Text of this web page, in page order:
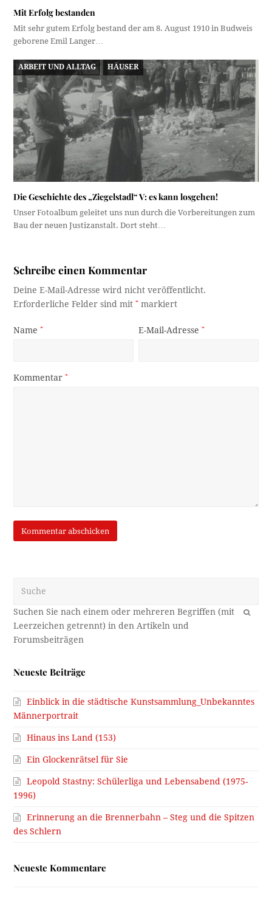
Mit Erfolg bestanden
Mit sehr gutem Erfolg bestand der am 8. August 1910 in Budweis
geborene Emil Langer…
ARBEIT UND ALLTAG HÄUSER
Die Geschichte des „Ziegelstadl“ V: es kann losgehen!
Unser Fotoalbum geleitet uns nun durch die Vorbereitungen zum
Bau der neuen Justizanstalt. Dort steht…
Schreibe einen Kommentar
Deine E-Mail-Adresse wird nicht veröffentlicht.
Erforderliche Felder sind mit* markiert
Name* E-Mail-Adresse*
Kommentar*
OK
Neueste Beiträge
Einblick in die städtische Kunstsammlung_Unbekanntes
Männerportrait
Hinaus ins Land (153)
Ein Glockenrätsel für Sie
Leopold Stastny: Schülerliga und Lebensabend (1975-
1996)
Erinnerung an die Brennerbahn – Steg und die Spitzen
des Schlern
Neueste Kommentare